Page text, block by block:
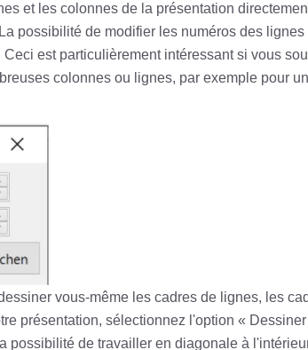
et les colonnes de la présentation
possibilité de modifier les numéros des
est particulièrement intéressant si vous
colonnes ou lignes, par exemple pour
vous-même les cadres de lignes, les
présentation, sélectionnez l'option «
possibilité de travailler en diagonale à